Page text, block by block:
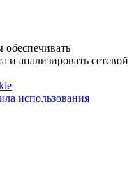
и анализировать сетевой
использования